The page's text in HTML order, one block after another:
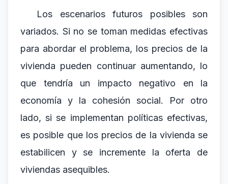
Los escenarios futuros posibles son
variados. Si no se toman medidas efectivas
para abordar el problema, los precios de la
vivienda pueden continuar aumentando, lo
que tendría un impacto negativo en la
economía y la cohesión social. Por otro
lado, si se implementan políticas efectivas,
es posible que los precios de la vivienda se
estabilicen y se incremente la oferta de
viviendas asequibles.